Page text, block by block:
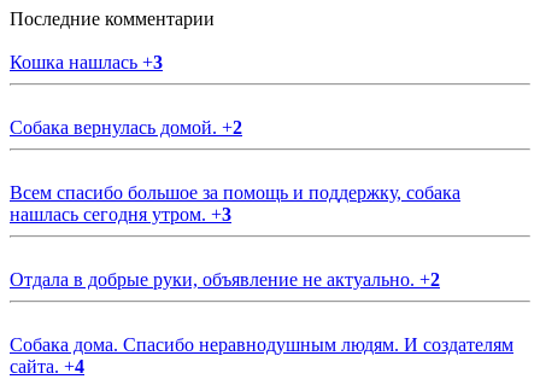
Последние комментарии
Кошка нашлась +3
Собака вернулась домой. +2
Всем спасибо большое за помощь и поддержку, собака
нашлась сегодня утром. +3
Отдала в добрые руки, объявление не актуально. +2
Собака дома. Спасибо неравнодушным людям. И создателям
сайта. +4